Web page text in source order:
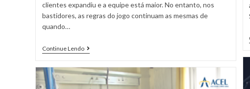
clientes expandiu e a equipe está maior. No entanto, nos
bastidores, as regras do jogo continuam as mesmas de
quando…
Continue Lendo